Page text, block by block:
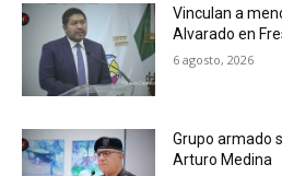
Vinculan a
Alvarado en
6 agosto, 2026
Grupo armado
Arturo Medina